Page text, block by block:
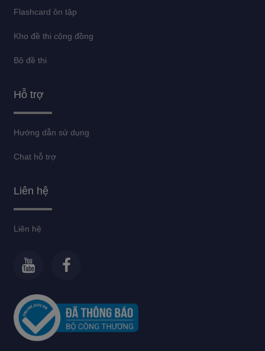
Flashcard ôn tập
Kho đề thi cộng đồng
Bộ đề thi
Hỗ trợ
Hướng dẫn sử dụng
Chat hỗ trợ
Liên hệ
Liên hệ